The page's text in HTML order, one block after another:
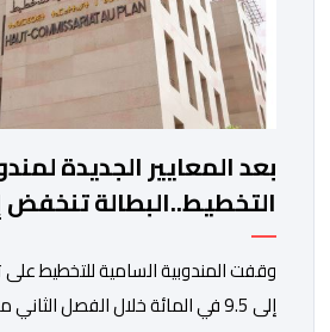
بعد المعايير الجديدة
المائة
وقفت المندوبية السامية للتخطيط على